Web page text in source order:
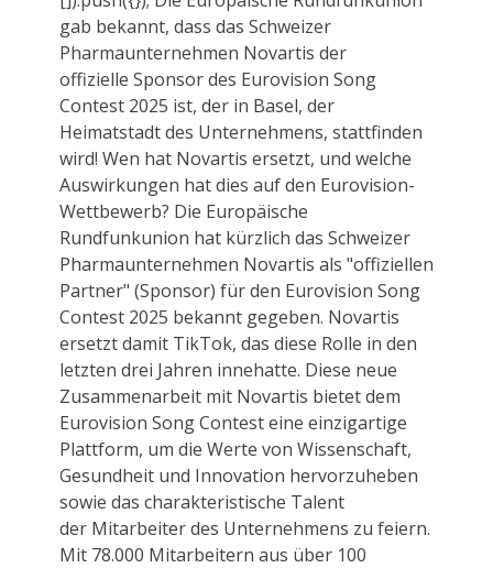
gab bekannt, dass das Schweizer
Pharmaunternehmen Novartis der
offizielle Sponsor des Eurovision Song
Contest 2025 ist, der in Basel, der
Heimatstadt des Unternehmens, stattfinden
wird! Wen hat Novartis ersetzt, und welche
Auswirkungen hat dies auf den Eurovision-
Wettbewerb? Die Europäische
Rundfunkunion hat kürzlich das Schweizer
Pharmaunternehmen Novartis als "offiziellen
Partner" (Sponsor) für den Eurovision Song
Contest 2025 bekannt gegeben. Novartis
ersetzt damit TikTok, das diese Rolle in den
letzten drei Jahren innehatte. Diese neue
Zusammenarbeit mit Novartis bietet dem
Eurovision Song Contest eine einzigartige
Plattform, um die Werte von Wissenschaft,
Gesundheit und Innovation hervorzuheben
sowie das charakteristische Talent
der Mitarbeiter des Unternehmens zu feiern.
Mit 78.000 Mitarbeitern aus über 100